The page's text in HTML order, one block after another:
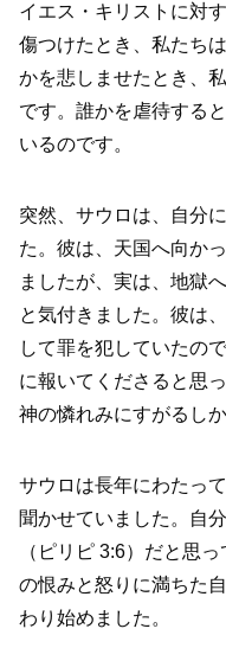
イエス・キリストに対
傷つけたとき、私たち
かを悲しませたとき、
です。誰かを虐待する
いるのです。
突然、サウロは、自分
た。彼は、天国へ向か
ましたが、実は、地獄
と気付きました。彼は
して罪を犯していたの
に報いてくださると思
神の憐れみにすがるし
サウロは長年にわたっ
聞かせていました。自
（ピリピ 3:6）だと思
の恨みと怒りに満ちた
わり始めました。